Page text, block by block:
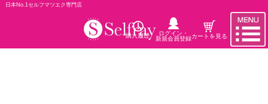
日本No.1セルフマツエク専門店
購入履歴
ログイン・
新規会員登録カートを見る